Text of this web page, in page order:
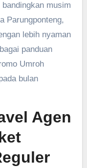
musim
Parungponteng,
lebih nyaman
panduan
Umroh
bulan
Agen